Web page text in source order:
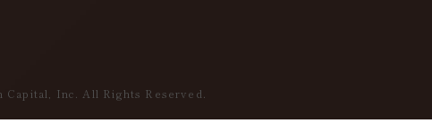
Inc. All Rights Reserved.